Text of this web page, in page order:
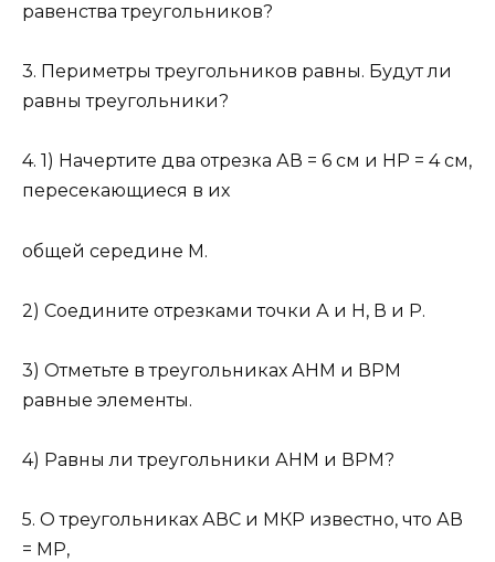
равенства треугольников?
3. Периметры треугольников равны. Будут ли
равны треугольники?
4. 1) Начертите два отрезка АВ = 6 см и НР = 4 см,
пересекающиеся в их
общей середине М.
2) Соедините отрезками точки А и Н, В и Р.
3) Отметьте в треугольниках АНМ и ВРМ
равные элементы.
4) Равны ли треугольники АНМ и ВРМ?
5. О треугольниках АВС и МКР известно, что АВ
= МР,